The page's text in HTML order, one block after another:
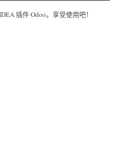
插件 Odoo。享受使用吧！